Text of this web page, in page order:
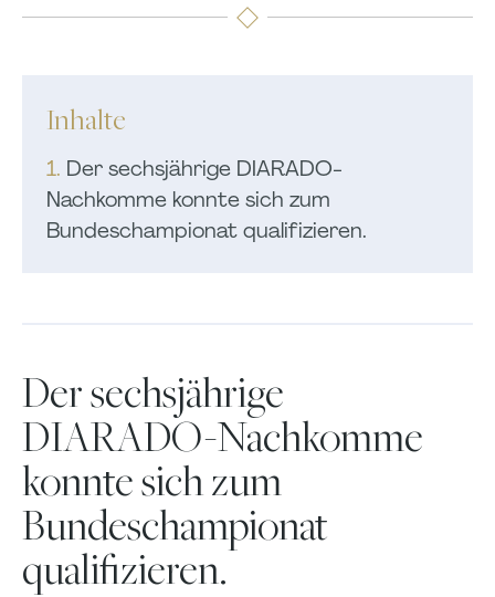
Inhalte
1. Der sechsjährige DIARADO-
Nachkomme konnte sich zum
Bundeschampionat qualifizieren.
Der sechsjährige
DIARADO-Nachkomme
konnte sich zum
Bundeschampionat
qualifizieren.